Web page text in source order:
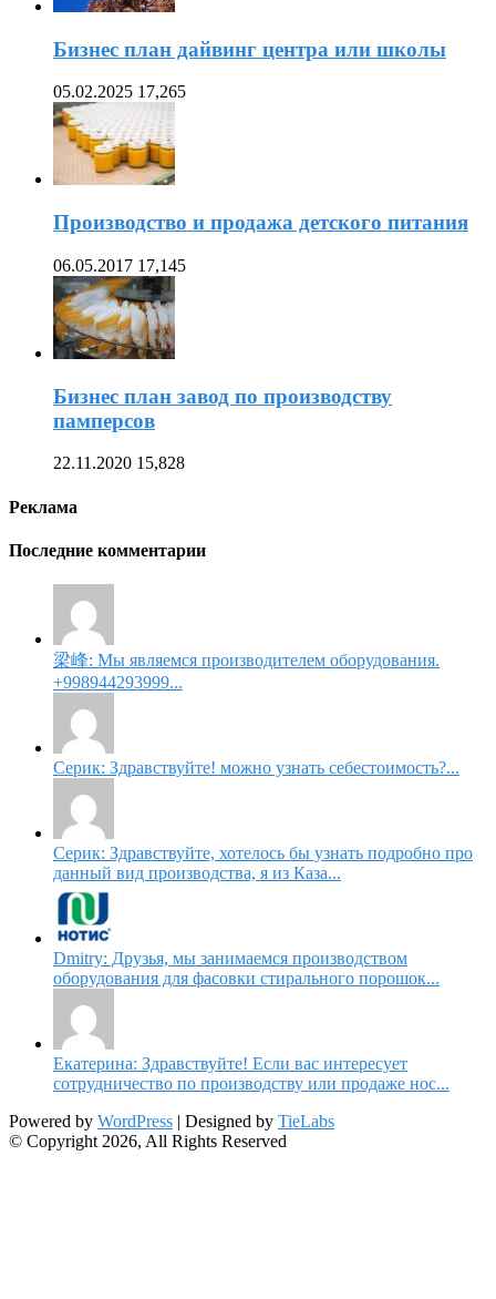
Бизнес план дайвинг центра или школы
05.02.2025 17,265
Производство и продажа детского питания
06.05.2017 17,145
Бизнес план завод по производству
памперсов
22.11.2020 15,828
Реклама
Последние комментарии
梁峰: Мы являемся производителем оборудования.
+998944293999...
Серик: Здравствуйте! можно узнать себестоимость?...
Серик: Здравствуйте, хотелось бы узнать подробно про
данный вид производства, я из Каза...
Dmitry: Друзья, мы занимаемся производством
оборудования для фасовки стирального порошок...
Екатерина: Здравствуйте! Если вас интересует
сотрудничество по производству или продаже нос...
Powered by WordPress | Designed by TieLabs
© Copyright 2026, All Rights Reserved